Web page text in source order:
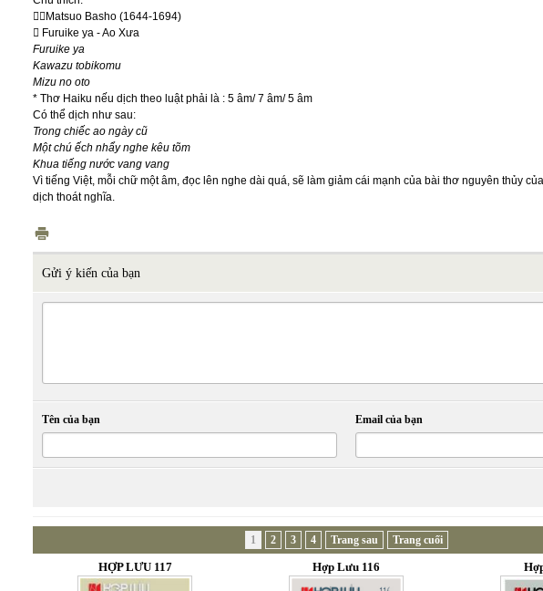
 Matsuo Basho (1644-1694)
 Furuike ya - Ao Xưa
Furuike ya
Kawazu tobikomu
Mizu no oto
* Thơ Haiku nếu dịch theo luật phải là : 5 âm/ 7 âm/ 5 âm
Có thể dịch như sau:
Trong chiếc ao ngày cũ
Một chú ếch nhẩy nghe kêu tõm
Khua tiếng nước vang vang
Vì tiếng Việt, mỗi chữ một âm, đọc lên nghe dài quá, sẽ làm giảm cái mạnh của bài thơ nguyên thủy
dịch thoát nghĩa.
Gửi ý kiến của bạn
Tên của bạn Email của bạn
1 2 3 4 Trang sau Trang cuối
HỢP LƯU 117 Hợp Lưu 116